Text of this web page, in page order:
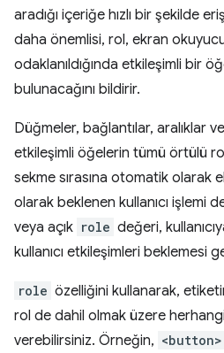
aradığı içeriğe hızlı bir şekilde
daha önemlisi, rol, ekran okuyucu
odaklanıldığında etkileşimli bir
bulunacağını bildirir.
Düğmeler, bağlantılar, aralıklar
etkileşimli öğelerin tümü örtülü
sekme sırasına otomatik olarak
olarak beklenen kullanıcı işlemi
veya açık role değeri,
kullanıcı etkileşimleri beklemesi
role özelliğini kullanarak,
rol de dahil olmak üzere
verebilirsiniz. Örneğin, <button>